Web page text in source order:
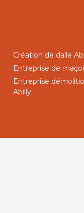
Création de dalle
Entreprise de
Entreprise
Abilly